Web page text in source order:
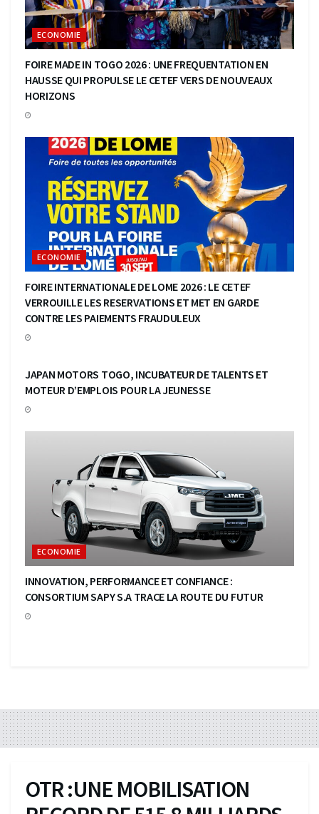
ECONOMIE
FOIRE MADE IN TOGO 2026 : UNE FREQUENTATION EN
HAUSSE QUI PROPULSE LE CETEF VERS DE NOUVEAUX
HORIZONS
ECONOMIE
FOIRE INTERNATIONALE DE LOME 2026 : LE CETEF
VERROUILLE LES RESERVATIONS ET MET EN GARDE
CONTRE LES PAIEMENTS FRAUDULEUX
JAPAN MOTORS TOGO, INCUBATEUR DE TALENTS ET
MOTEUR D’EMPLOIS POUR LA JEUNESSE
ECONOMIE
INNOVATION, PERFORMANCE ET CONFIANCE :
CONSORTIUM SAPY S.A TRACE LA ROUTE DU FUTUR
OTR :UNE MOBILISATION